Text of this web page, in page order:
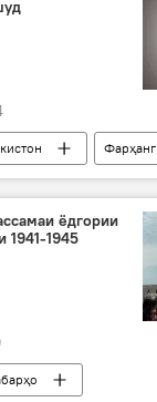
Фарҳанг
ёдгории
1941-1945